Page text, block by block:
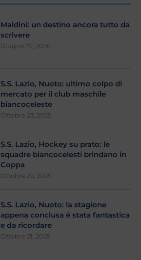
Maldini: un destino ancora tutto da
scrivere
Giugno 22, 2026
S.S. Lazio, Nuoto: ultimo colpo di
mercato per il club maschile
biancoceleste
Ottobre 23, 2025
S.S. Lazio, Hockey su prato: le
squadre biancocelesti brindano in
Coppa
Ottobre 22, 2025
S.S. Lazio, Nuoto: la stagione
appena conclusa é stata fantastica
e da ricordare
Ottobre 21, 2025